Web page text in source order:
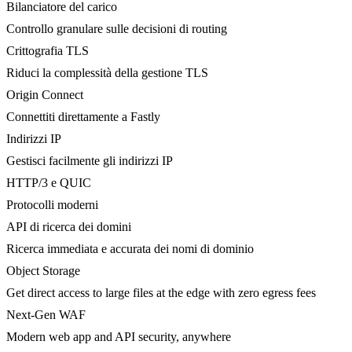
Bilanciatore del carico
Controllo granulare sulle decisioni di routing
Crittografia TLS
Riduci la complessità della gestione TLS
Origin Connect
Connettiti direttamente a Fastly
Indirizzi IP
Gestisci facilmente gli indirizzi IP
HTTP/3 e QUIC
Protocolli moderni
API di ricerca dei domini
Ricerca immediata e accurata dei nomi di dominio
Object Storage
Get direct access to large files at the edge with zero egress fees
Next-Gen WAF
Modern web app and API security, anywhere